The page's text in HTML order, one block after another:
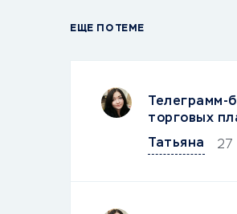
ЕЩЕ ПО ТЕМЕ
торговых
Татьяна
27